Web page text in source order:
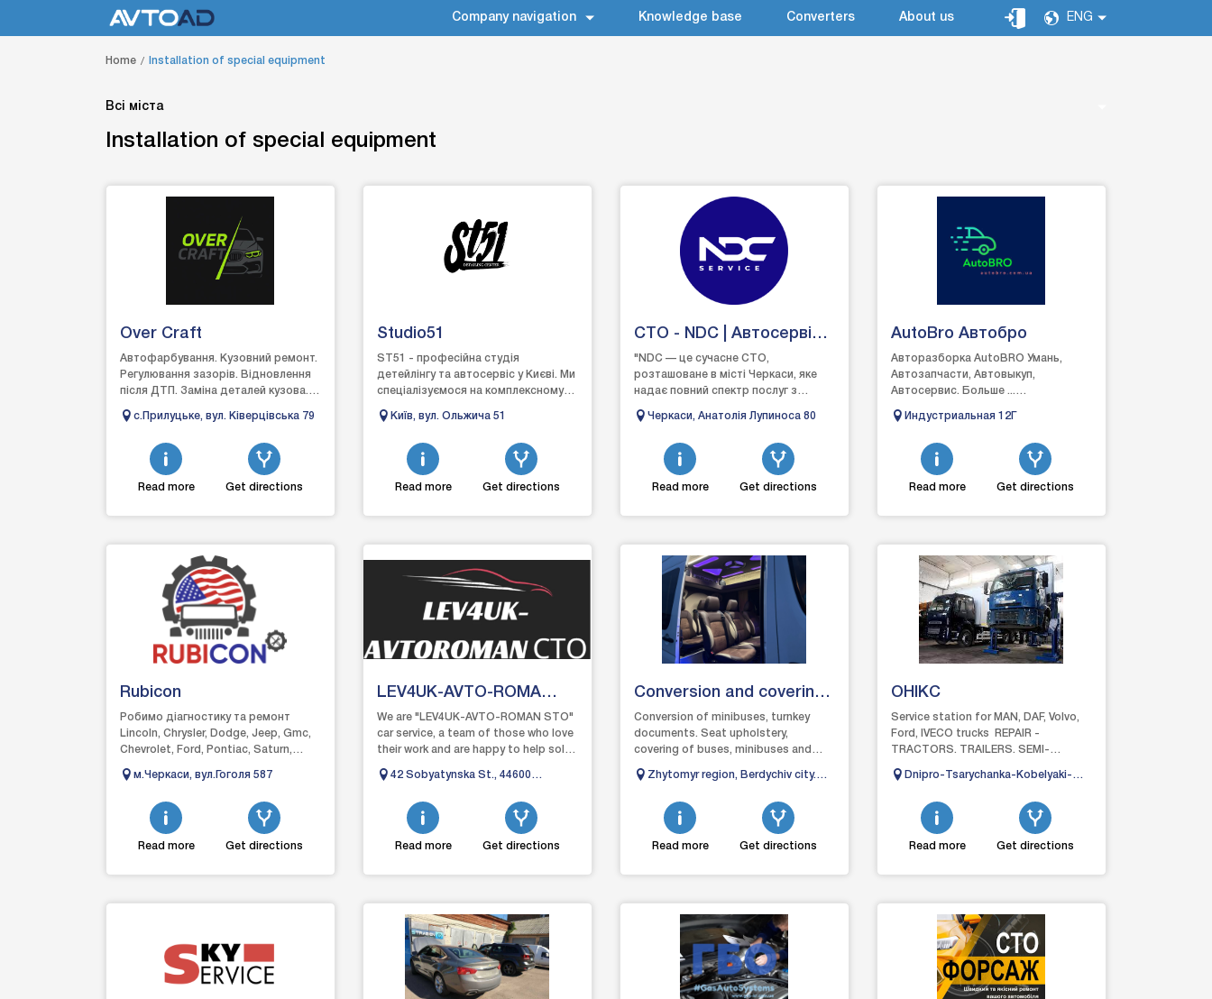
Company navigation Knowledge base Converters About us ENG
Home Installation of special equipment
Всі міста
Installation of special equipment
Over Craft
Автофарбування. Кузовний ремонт.
Регулювання зазорів. Відновлення
після ДТП. Заміна деталей кузова.
Зварювання алюм...
с.Прилуцьке, вул. Ківерцівська 79
Read more Get directions
Studio51
ST51 - професійна студія
детейлінгу та автосервіс у Києві. Ми
спеціалізуємося на комплексному
автомобілів. Вик...
Київ, вул. Ольжича 51
Read more Get directions
СТО - NDC | Автосервіс
Черкаси
"NDC — це сучасне СТО,
розташоване в місті Черкаси, яке
надає повний спектр послуг з
автомобілів. Ми спеціалізуємося на
Черкаси, Анатолія Лупиноса 80
Read more Get directions
AutoBro Автобро
Авторазборка AutoBRO Умань,
Автозапчасти, Автовыкуп,
Автосервис. Больше ...
автосервис, автобро.
Индустриальная 12Г
Read more Get directions
Rubicon
Робимо діагностику та ремонт
Lincoln, Chrysler, Dodge, Jeep, Gmc,
Chevrolet, Ford, Pontiac, Saturn,
Hummer Виконуємо...
м.Черкаси, вул.Гоголя 587
Read more Get directions
LEV4UK-AVTO-ROMA
CTO
We are "LEV4UK-AVTO-ROMAN STO"
car service, a team of those who love
their work and are happy to help solve
is...
42 Sobyatynska St., 44600
Read more Get directions
Conversion and covering
of cars
Conversion of minibuses, turnkey
documents. Seat upholstery,
covering of buses, minibuses and
sofas, cell phones,...
Zhytomyr region, Berdychiv city.
Read more Get directions
OHIKC
Service station for MAN, DAF, Volvo,
Ford, IVECO trucks REPAIR -
TRACTORS. TRAILERS. SEMI-
include:- stand fo...
Dnipro-Tsarychanka-Kobelyaki-
Read more Get directions